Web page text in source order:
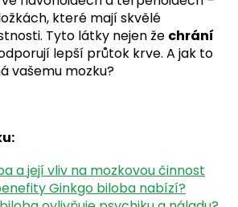
které mají skvělé
Tyto látky nejen že chrání
lepší průtok krve. A jak to
vašemu mozku?
a její vliv na mozkovou činnost
Ginkgo biloba nabízí?